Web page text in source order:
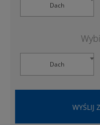
Dach
Dach
WYŚLIJ